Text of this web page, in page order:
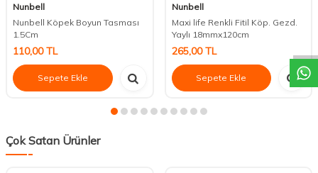
DESTEK
Nunbell
Nunbell Köpek Boyun Tasması
1.5Cm
110,00TL
Sepete Ekle
Nunbell
Maxi life Renkli Fitil Köp. Gezd.
Yaylı 18mmx120cm
265,00TL
Sepete Ekle
Çok Satan Ürünler